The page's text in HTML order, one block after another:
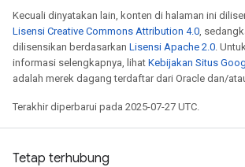
Kecuali dinyatakan lain, konten di halaman ini
Lisensi Creative Commons Attribution 4.0,
dilisensikan berdasarkan Lisensi Apache 2.0.
informasi selengkapnya, lihat Kebijakan Situs
adalah merek dagang terdaftar dari Oracle dan/
Terakhir diperbarui pada 2025-07-27 UTC.
Tetap terhubung